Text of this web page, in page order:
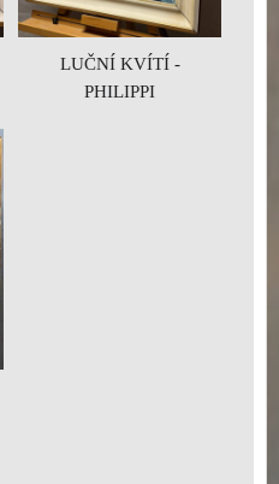
LUČNÍ KVÍTÍ -
PHILIPPI